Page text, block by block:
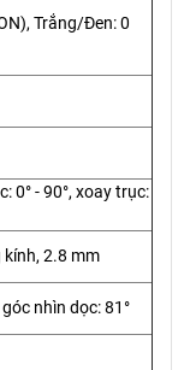
Trắng/Đen: 0
0° - 90°, xoay trục:
kính, 2.8 mm
nhìn dọc: 81°